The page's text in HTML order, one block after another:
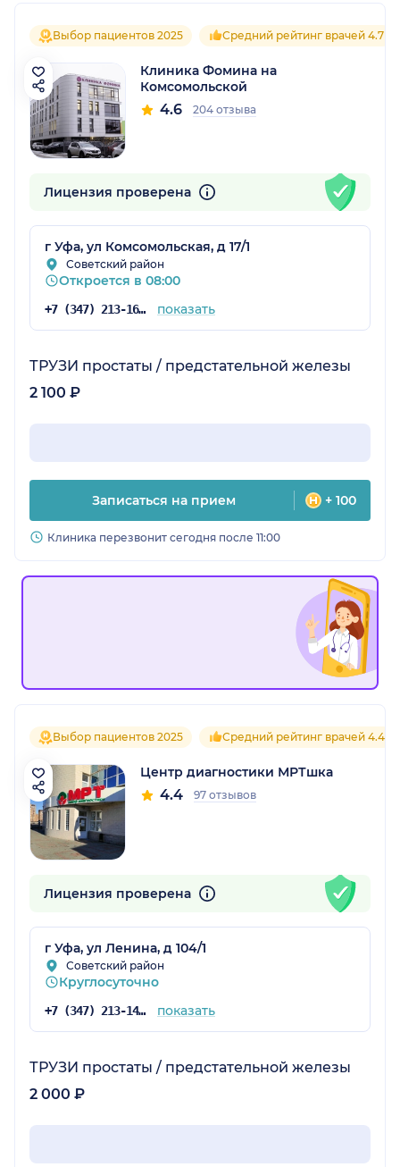
Выбор пациентов 2025 Средний рейтинг врачей 4.7
Клиника Фомина на
Комсомольской
4.6 204 отзыва
Лицензия проверена
г Уфа, ул Комсомольская, д 17/1
Советский район
Откроется в 08:00
+7 (347) 213-16-75 показать
ТРУЗИ простаты / предстательной железы
2 100 ₽
Записаться на прием + 100
Клиника перезвонит сегодня после 11:00
Выбор пациентов 2025 Средний рейтинг врачей 4.4
Центр диагностики МРТшка
4.4 97 отзывов
Лицензия проверена
г Уфа, ул Ленина, д 104/1
Советский район
Круглосуточно
+7 (347) 213-14-25 показать
ТРУЗИ простаты / предстательной железы
2 000 ₽